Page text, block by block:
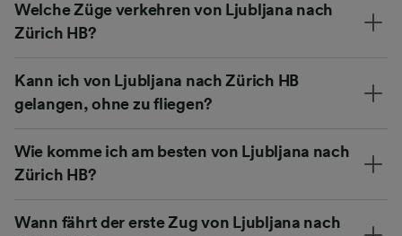
Welche Züge verkehren von Ljubljana nach
Zürich HB?
Kann ich von Ljubljana nach Zürich HB
gelangen, ohne zu fliegen?
Wie komme ich am besten von Ljubljana nach
Zürich HB?
Wann fährt der erste Zug von Ljubljana nach